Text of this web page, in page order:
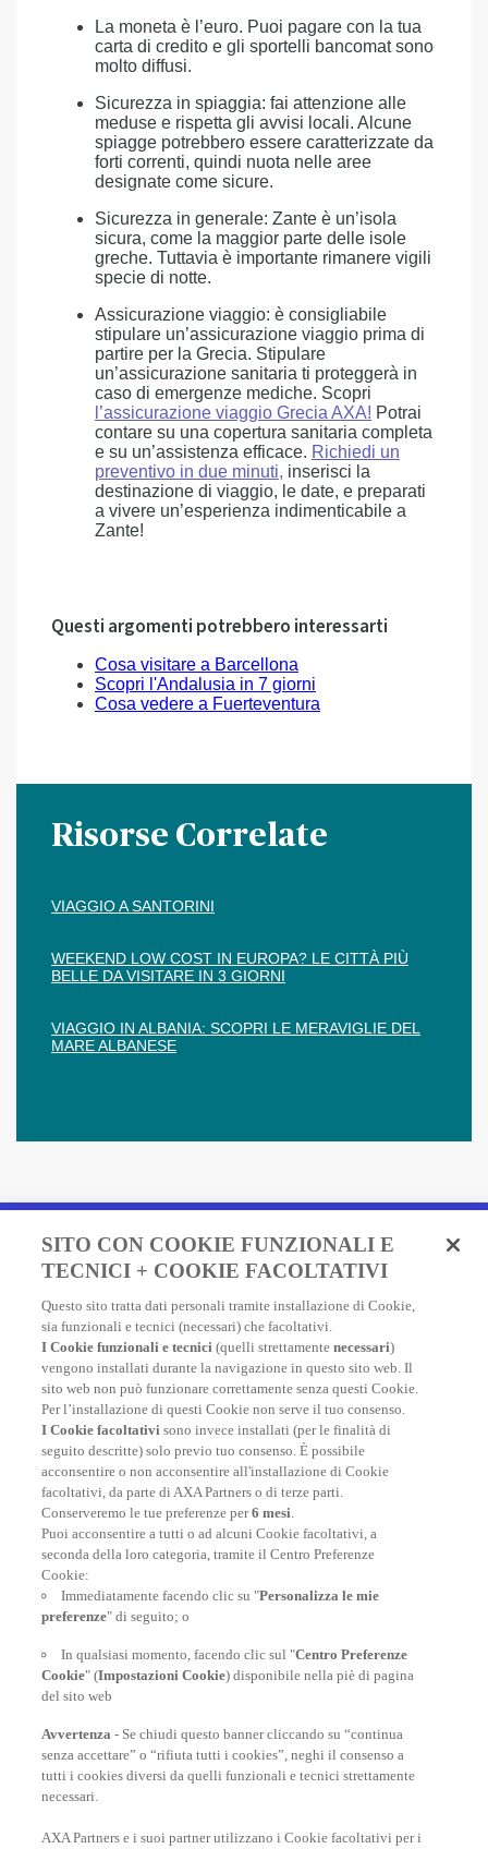
La moneta è l’euro. Puoi pagare con la tua
carta di credito e gli sportelli bancomat sono
molto diffusi.
Sicurezza in spiaggia: fai attenzione alle
meduse e rispetta gli avvisi locali. Alcune
spiagge potrebbero essere caratterizzate da
forti correnti, quindi nuota nelle aree
designate come sicure.
Sicurezza in generale: Zante è un’isola
sicura, come la maggior parte delle isole
greche. Tuttavia è importante rimanere vigili
specie di notte.
Assicurazione viaggio: è consigliabile
stipulare un’assicurazione viaggio prima di
partire per la Grecia. Stipulare
un’assicurazione sanitaria ti proteggerà in
caso di emergenze mediche. Scopri
l’assicurazione viaggio Grecia AXA! Potrai
contare su una copertura sanitaria completa
e su un’assistenza efficace. Richiedi un
preventivo in due minuti, inserisci la
destinazione di viaggio, le date, e preparati
a vivere un’esperienza indimenticabile a
Zante!
Questi argomenti potrebbero interessarti
Cosa visitare a Barcellona
Scopri l'Andalusia in 7 giorni
Cosa vedere a Fuerteventura
Risorse Correlate
VIAGGIO A SANTORINI
WEEKEND LOW COST IN EUROPA? LE CITTÀ PIÙ
BELLE DA VISITARE IN 3 GIORNI
VIAGGIO IN ALBANIA: SCOPRI LE MERAVIGLIE DEL
MARE ALBANESE
Fai un preventivo e acquista
in due minuti!
Assicurazione Viaggio AXA: scegli e acquista online la
migliore polizza, economica e completa, per viaggiare
nel mondo.
FAI UN PREVENTIVO
At your side, everyday
SITO CON COOKIE FUNZIONALI E
TECNICI + COOKIE FACOLTATIVI
Questo sito tratta dati personali tramite installazione di Cookie,
sia funzionali e tecnici (necessari) che facoltativi.
I Cookie funzionali e tecnici (quelli strettamentenecessari)
vengono installati durante la navigazione in questo sito web. Il
sito web non può funzionare correttamente senza questi Cookie.
Per l’installazione di questi Cookie non serve il tuo consenso.
I Cookie facoltativi sono invece installati (per le finalità di
seguito descritte) solo previo tuo consenso. È possibile
acconsentire o non acconsentire all'installazione di Cookie
facoltativi, da parte di AXA Partners o di terze parti.
Conserveremo le tue preferenze per6 mesi.
Puoi acconsentire a tutti o ad alcuni Cookie facoltativi, a
seconda della loro categoria, tramite il Centro Preferenze
Cookie:
Immediatamente facendo clic su "Personalizza le mie
preferenze" di seguito; o
In qualsiasi momento, facendo clic sul "Centro Preferenze
Cookie" (Impostazioni Cookie) disponibile nella piè di pagina
del sito web
Avvertenza - Se chiudi questo banner cliccando su “continua
senza accettare” o “rifiuta tutti i cookies”, neghi il consenso a
tutti i cookies diversi da quelli funzionali e tecnici strettamente
necessari.
AXA Partners e i suoi partner utilizzano i Cookie facoltativi per i